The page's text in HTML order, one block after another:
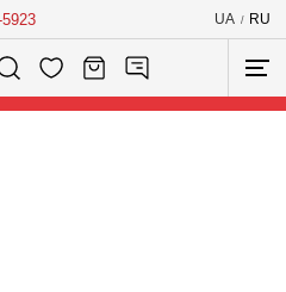
UA / RU